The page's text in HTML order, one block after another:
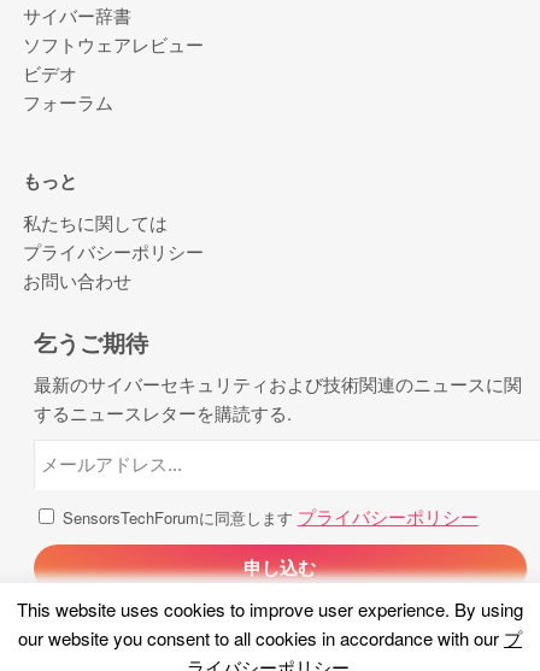
This website uses cookies to improve user experience. By using
our website you consent to all cookies in accordance with our プ
サイバー辞書
ソフトウェアレビュー
ビデオ
フォーラム
もっと
私たちに関しては
プライバシーポリシー
お問い合わせ
乞うご期待
最新のサイバーセキュリティおよび技術関連のニュースに関
するニュースレターを購読する.
SensorsTechForumに同意します プライバシーポリシー